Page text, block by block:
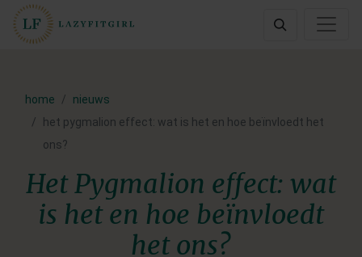
home
nieuws
het pygmalion effect: wat is het en hoe beïnvloedt het
ons?
Het Pygmalion effect: wat
is het en hoe beïnvloedt
het ons?